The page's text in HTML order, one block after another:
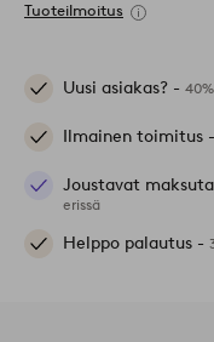
Tuoteilmoitus
Uusi asiakas? -
Ilmainen toimitus -
Joustavat
erissä
Helppo palautus -